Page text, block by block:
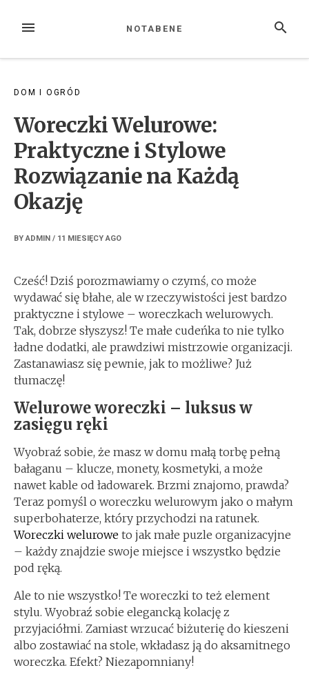
MENU SEARCH
NOTABENE
DOM I OGRÓD
Woreczki Welurowe:
Praktyczne i Stylowe
Rozwiązanie na Każdą
Okazję
BYADMIN / 11 MIESIĘCYAGO
Cześć! Dziś porozmawiamy o czymś, co może
wydawać się błahe, ale w rzeczywistości jest bardzo
praktyczne i stylowe – woreczkach welurowych.
Tak, dobrze słyszysz! Te małe cudeńka to nie tylko
ładne dodatki, ale prawdziwi mistrzowie organizacji.
Zastanawiasz się pewnie, jak to możliwe? Już
tłumaczę!
Welurowe woreczki – luksus w
zasięgu ręki
Wyobraź sobie, że masz w domu małą torbę pełną
bałaganu – klucze, monety, kosmetyki, a może
nawet kable od ładowarek. Brzmi znajomo, prawda?
Teraz pomyśl o woreczku welurowym jako o małym
superbohaterze, który przychodzi na ratunek.
Woreczki welurowe to jak małe puzle organizacyjne
– każdy znajdzie swoje miejsce i wszystko będzie
pod ręką.
Ale to nie wszystko! Te woreczki to też element
stylu. Wyobraź sobie elegancką kolację z
przyjaciółmi. Zamiast wrzucać biżuterię do kieszeni
albo zostawiać na stole, wkładasz ją do aksamitnego
woreczka. Efekt? Niezapomniany!